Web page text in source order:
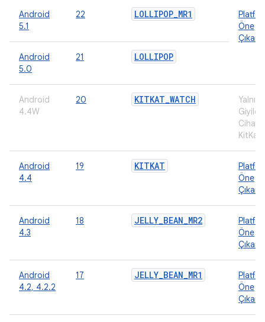
Android
5.1
22 LOLLIPOP_MR1
Öne
Android
5.0
21 LOLLIPOP
Android
4.4W
20 KITKAT_WATCH
KitKat
Android
4.4
19 KITKAT
Öne
Android
4.3
18 JELLY_BEAN_MR2
Öne
Android
4.2, 4.2.2
17 JELLY_BEAN_MR1
Öne